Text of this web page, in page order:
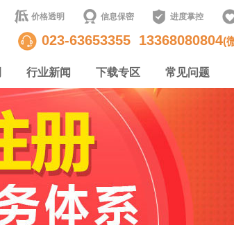
价格透明 信息保密 进度掌控
023-63653355 13368080804(
行业新闻 下载专区 常见问题